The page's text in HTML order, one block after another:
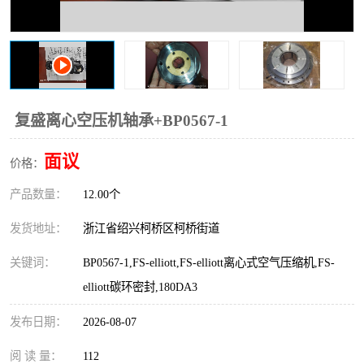
复盛离心空压机轴承+BP0567-1
价格： 面议
产品数量： 12.00个
发货地址： 浙江省绍兴柯桥区柯桥街道
关键词：
BP0567-1,FS-elliott,FS-elliott离心式空气压缩机,FS-
elliott碳环密封,180DA3
发布日期： 2026-08-07
阅 读 量： 112
空气过滤器 阿特拉斯
CAMERON空压机维修 CAMERON空压机显示屏